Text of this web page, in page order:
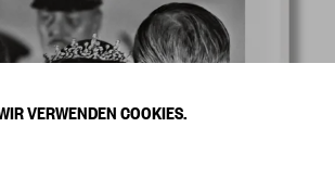
VERWENDEN COOKIES.